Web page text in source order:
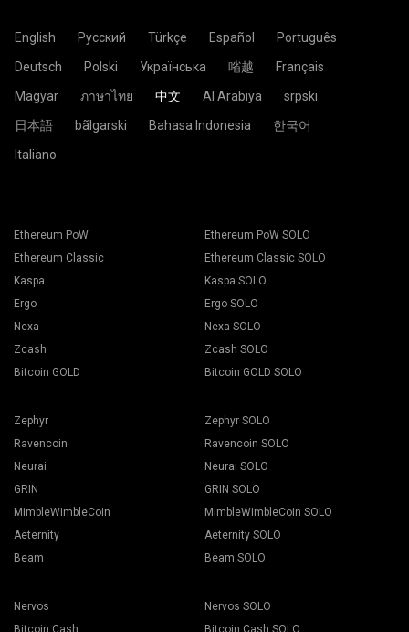
English Русский Türkçe Español
Português
Deutsch
Polski Українська 㗂越
Français
Magyar
ภาษาไทย 中文 Al Arabiya
srpski
日本語
bãlgarski Bahasa Indonesia
한국어
Italiano
Ethereum PoW
Ethereum Classic
Kaspa
Ergo
Nexa
Zcash
Bitcoin GOLD
Ethereum PoW SOLO
Ethereum Classic SOLO
Kaspa SOLO
Ergo SOLO
Nexa SOLO
Zcash SOLO
Bitcoin GOLD SOLO
Zephyr
Ravencoin
Neurai
GRIN
MimbleWimbleCoin
Aeternity
Beam
Zephyr SOLO
Ravencoin SOLO
Neurai SOLO
GRIN SOLO
MimbleWimbleCoin SOLO
Aeternity SOLO
Beam SOLO
Nervos
Bitcoin Cash
Nervos SOLO
Bitcoin Cash SOLO